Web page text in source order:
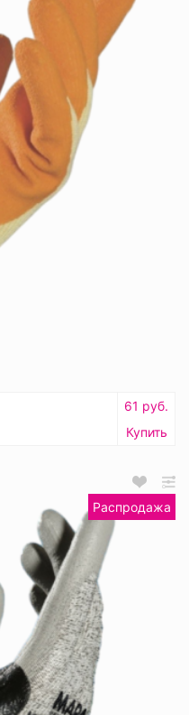
61 руб.
Купить
Распродажа